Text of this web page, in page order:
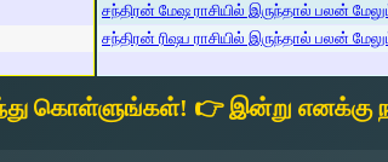
சந்திரன் மேஷ ராசியில் இருந்தால் பலன்
சந்திரன் ரிஷப ராசியில் இருந்தால் பலன்
கொள்ளுங்கள்! 👉 இன்று எனக்கு